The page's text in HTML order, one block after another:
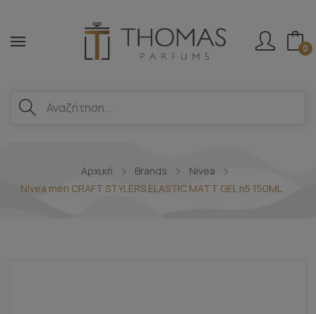
0
Αρχική Brands
Nivea
Nivea men CRAFT STYLERS ELASTIC MATT GEL n5 150ML